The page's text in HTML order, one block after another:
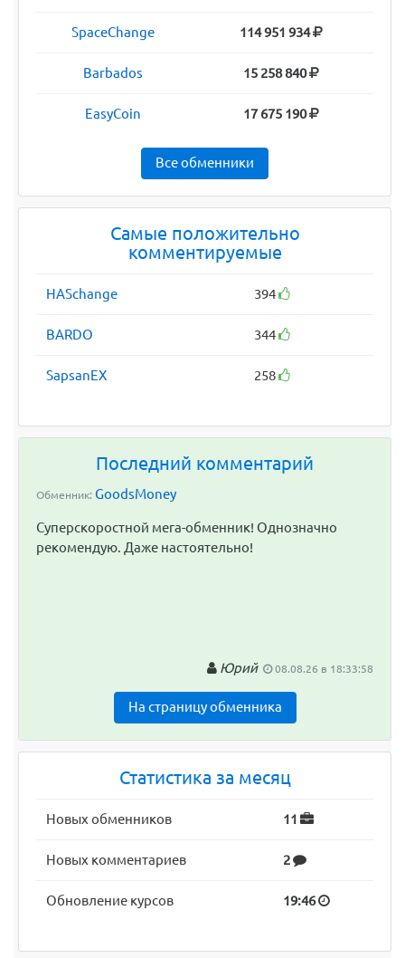
SpaceChange 114 951 934
Barbados 15 258 840
EasyCoin 17 675 190
Все обменники
Самые положительно
комментируемые
HASchange 394
BARDO 344
SapsanEX 258
Последний комментарий
Обменник: GoodsMoney
Суперскоростной мега-обменник! Однозначно
рекомендую. Даже настоятельно!
Юрий 08.08.26 в 18:33:58
На страницу обменника
Статистика за месяц
Новых обменников 11
Новых комментариев 2
Обновление курсов 19:46